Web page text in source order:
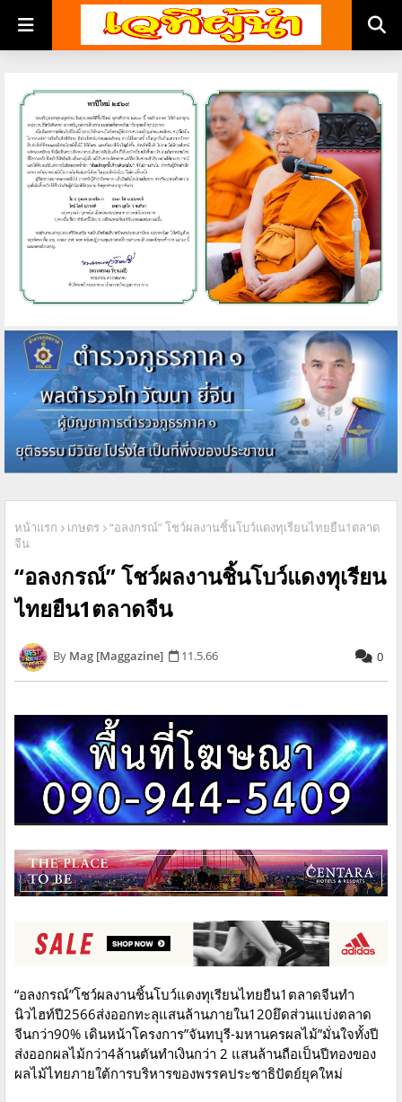
หน้าแรก เกษตร
“อลงกรณ์” โชว์ผลงานชิ้นโบว์แดงทุเรียนไทยยืน1ตลาด
จีน
“อลงกรณ์” โชว์ผลงานชิ้นโบว์แดงทุเรียน
ไทยยืน1ตลาดจีน
Mag [Maggazine] 11.5.66 0
“อลงกรณ์”โชว์ผลงานชิ้นโบว์แดงทุเรียนไทยยืน1ตลาดจีนทำ
นิวไฮท์ปี2566ส่งออกทะลุแสนล้านภายใน120ยึดส่วนแบ่งตลาด
จีนกว่า90% เดินหน้าโครงการ”จันทบุรี-มหานครผลไม้”มั่นใจทั้งปี
ส่งออกผลไม้กว่า4ล้านตันทำเงินกว่า 2 แสนล้านถือเป็นปีทองของ
ผลไม้ไทยภายใต้การบริหารของพรรคประชาธิปัตย์ยุคใหม่